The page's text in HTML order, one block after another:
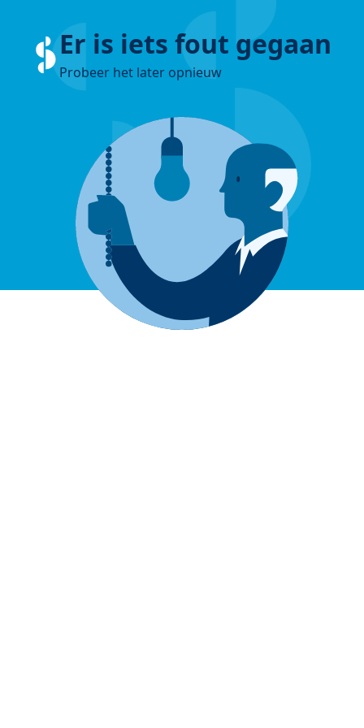
Er is iets fout gegaan
Probeer het later opnieuw